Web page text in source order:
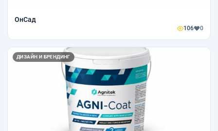
ОнСад
106 0
ДИЗАЙН И БРЕНДИНГ